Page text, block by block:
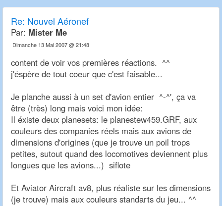
Re: Nouvel Aéronef
Par: Mister Me
Dimanche 13 Mai 2007 @ 21:48
content de voir vos premières réactions. ^^
j'éspère de tout coeur que c'est faisable...
Je planche aussi à un set d'avion entier ^-^', ça va
être (très) long mais voici mon idée:
Il éxiste deux planesets: le planestew459.GRF, aux
couleurs des companies réels mais aux avions de
dimensions d'origines (que je trouve un poil trops
petites, sutout quand des locomotives deviennent plus
longues que les avions...) siflote
Et Aviator Aircraft av8, plus réaliste sur les dimensions
(je trouve) mais aux couleurs standarts du jeu... ^^